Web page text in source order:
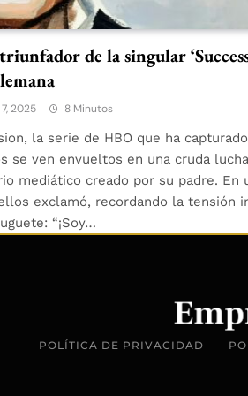
de la singular
2025 8 Minutos
la serie de HBO que ha
se ven envueltos en una cruda
mediático creado por su padre. En
exclamó, recordando la tensión
“¡Soy…
POLÍTICA DE PRIVACIDAD